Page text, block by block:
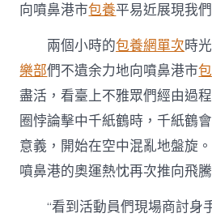
向噴鼻港市包養平易近展現我
兩個小時的包養網單次時
樂部們不遺余力地向噴鼻港市
盡活，看臺上不雅眾們經由過
圈悖論擊中千紙鶴時，千紙鶴
意義，開始在空中混亂地盤旋
噴鼻港的奧運熱忱再次推向飛騰
“看到活動員們現場商討身